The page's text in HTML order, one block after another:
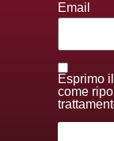
Email
Esprimo
come